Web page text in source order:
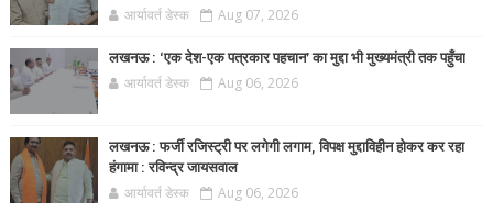
आर्यावर्त डेस्क Aug 07, 2026
लखनऊ : ‘एक देश-एक पत्रकार पहचान’ का मुद्दा भी मुख्यमंत्री तक पहुँचा
आर्यावर्त डेस्क Aug 06, 2026
लखनऊ : फर्जी रजिस्ट्री पर लगेगी लगाम, विपक्ष मुद्दाविहीन होकर कर रहा
हंगामा : रविन्द्र जायसवाल
आर्यावर्त डेस्क Aug 06, 2026